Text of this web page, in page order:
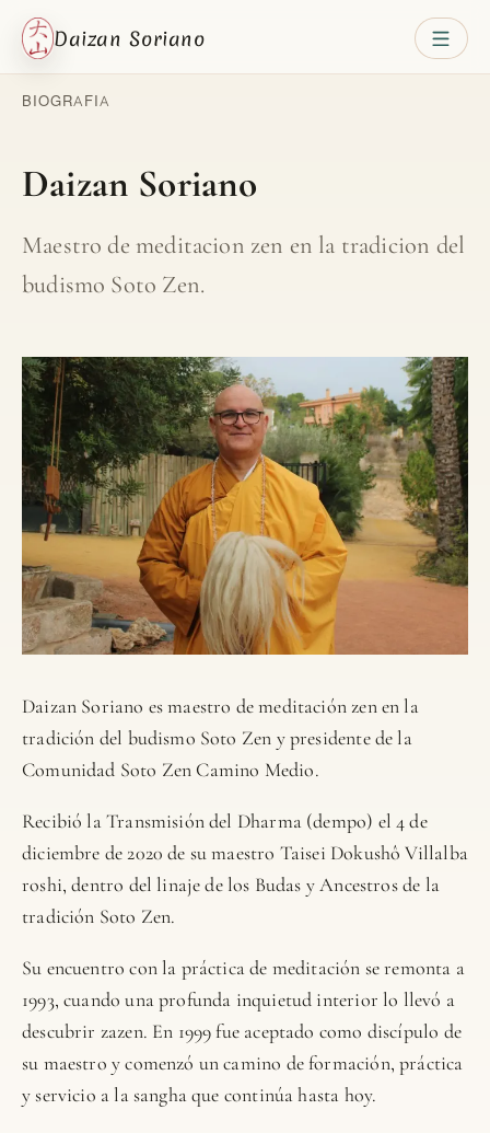
Daizan Soriano
BIOGRAFIA
Daizan Soriano
Maestro de meditacion zen en la tradicion del
budismo Soto Zen.
Daizan Soriano es maestro de meditación zen en la
tradición del budismo Soto Zen y presidente de la
Comunidad Soto Zen Camino Medio.
Recibió la Transmisión del Dharma (dempo) el 4 de
diciembre de 2020 de su maestro Taisei Dokushô Villalba
roshi, dentro del linaje de los Budas y Ancestros de la
tradición Soto Zen.
Su encuentro con la práctica de meditación se remonta a
1993, cuando una profunda inquietud interior lo llevó a
descubrir zazen. En 1999 fue aceptado como discípulo de
su maestro y comenzó un camino de formación, práctica
y servicio a la sangha que continúa hasta hoy.